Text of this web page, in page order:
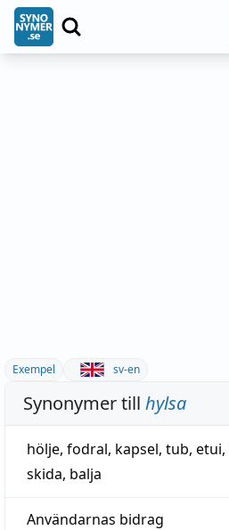
Exempel sv-en
Synonymer till hylsa
hölje, fodral, kapsel, tub, etui,
skida, balja
Användarnas bidrag